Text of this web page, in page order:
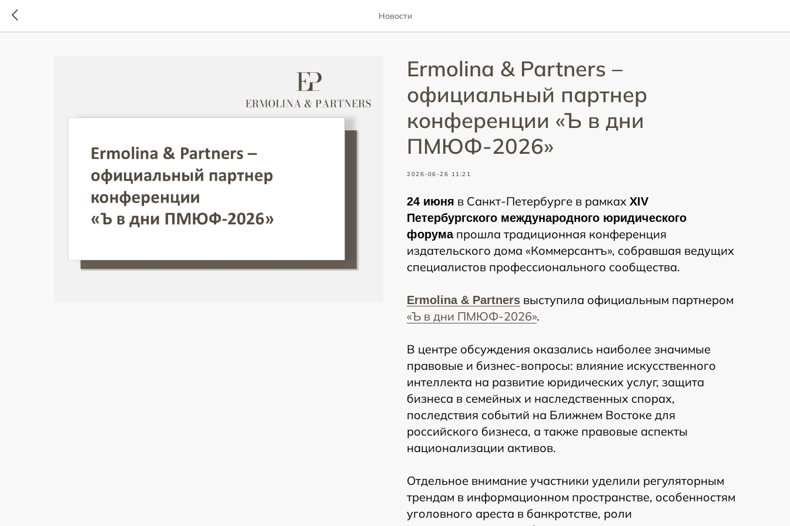
Новости
Ermolina & Partners –
официальный партнер
конференции «Ъ в дни
ПМЮФ-2026»
2026-06-26 11:21
24 июня в Санкт-Петербурге в рамках XIV
Петербургского международного юридического
форумапрошла традиционная конференция
издательского дома «Коммерсантъ», собравшая ведущих
специалистов профессионального сообщества.
Ermolina & Partners выступила официальным партнером
«Ъ в дни ПМЮФ-2026».
В центре обсуждения оказались наиболее значимые
правовые и бизнес-вопросы: влияние искусственного
интеллекта на развитие юридических услуг, защита
бизнеса в семейных и наследственных спорах,
последствия событий на Ближнем Востоке для
российского бизнеса, а также правовые аспекты
национализации активов.
Отдельное внимание участники уделили регуляторным
трендам в информационном пространстве, особенностям
уголовного ареста в банкротстве, роли